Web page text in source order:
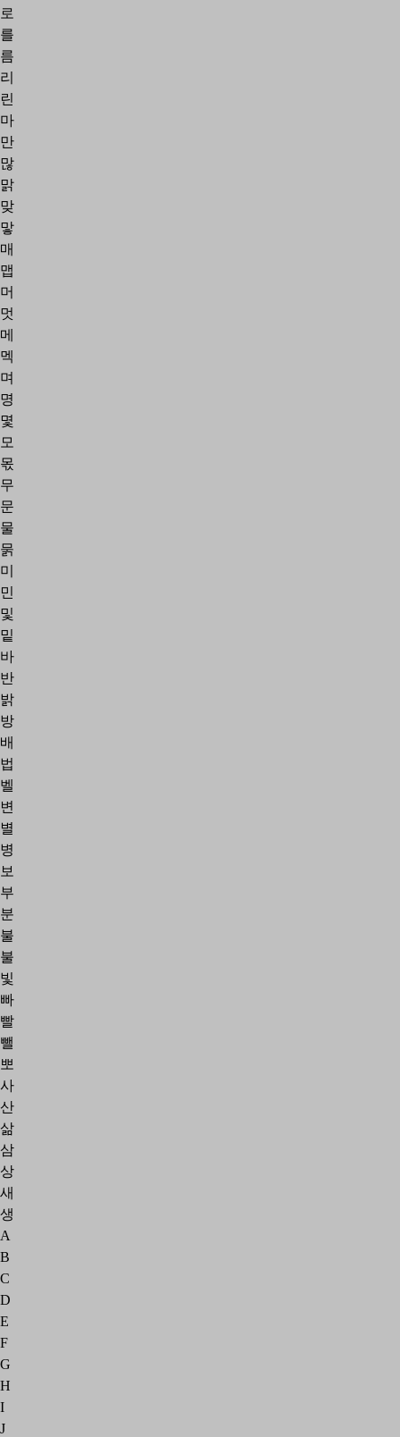
로
를
름
리
린
마
만
많
맑
맞
맣
매
맵
머
멋
메
멕
며
명
몇
모
몫
무
문
물
묽
미
민
및
밑
바
반
밝
방
배
법
벨
변
별
병
보
부
분
불
불
빛
빠
빨
뺄
뽀
사
산
삶
삼
상
새
생
A
B
C
D
E
F
G
H
I
J